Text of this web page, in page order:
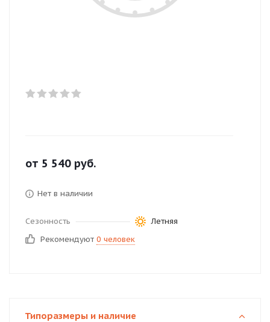
от 5 540 руб.
Нет в наличии
Сезонность
Летняя
Рекомендуют 0 человек
Типоразмеры и наличие